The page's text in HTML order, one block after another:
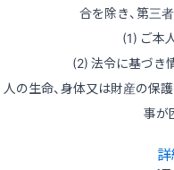
合を除き、第三
(1) ご本
(2) 法令に基づき
の生命、身体又は財産の保
事が